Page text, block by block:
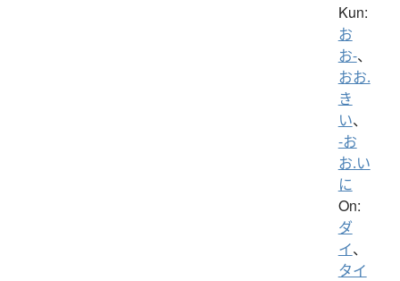
Kun:
お
お-、
おお.
き
い、
-お
お.い
に
On:
ダ
イ、
タイ